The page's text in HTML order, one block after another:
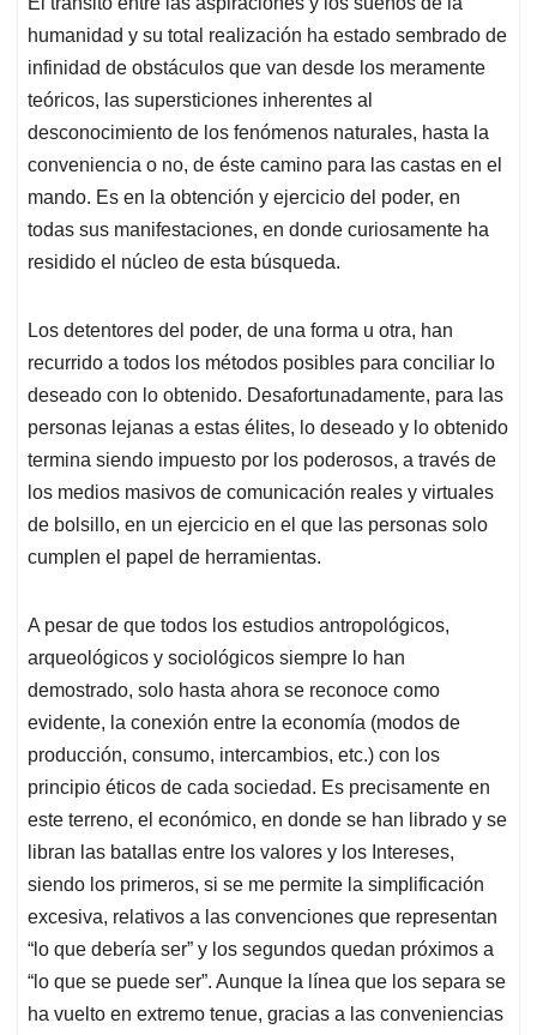
s
A
p
p
b
o
o
k
e
d
I
n
l
a
d
s
humanidad y su total realización ha estado sembrado de
infinidad de obstáculos que van desde los meramente
teóricos, las supersticiones inherentes al
desconocimiento de los fenómenos naturales, hasta la
conveniencia o no, de éste camino para las castas en el
mando. Es en la obtención y ejercicio del poder, en
todas sus manifestaciones, en donde curiosamente ha
residido el núcleo de esta búsqueda.
Los detentores del poder, de una forma u otra, han
recurrido a todos los métodos posibles para conciliar lo
deseado con lo obtenido. Desafortunadamente, para las
personas lejanas a estas élites, lo deseado y lo obtenido
termina siendo impuesto por los poderosos, a través de
los medios masivos de comunicación reales y virtuales
de bolsillo, en un ejercicio en el que las personas solo
cumplen el papel de herramientas.
A pesar de que todos los estudios antropológicos,
arqueológicos y sociológicos siempre lo han
demostrado, solo hasta ahora se reconoce como
evidente, la conexión entre la economía (modos de
producción, consumo, intercambios, etc.) con los
principio éticos de cada sociedad. Es precisamente en
este terreno, el económico, en donde se han librado y se
libran las batallas entre los valores y los Intereses,
siendo los primeros, si se me permite la simplificación
excesiva, relativos a las convenciones que representan
“lo que debería ser” y los segundos quedan próximos a
“lo que se puede ser”. Aunque la línea que los separa se
ha vuelto en extremo tenue, gracias a las conveniencias